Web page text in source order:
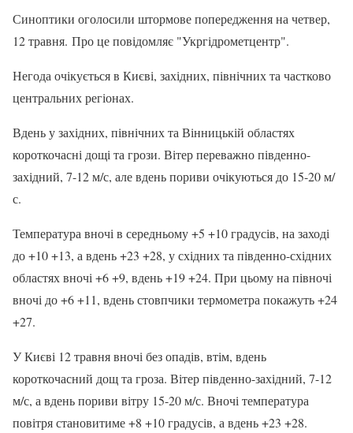
Синоптики оголосили штормове попередження на четвер,
12 травня. Про це повідомляє "Укргідрометцентр".
Негода очікується в Києві, західних, північних та частково
центральних регіонах.
Вдень у західних, північних та Вінницькій областях
короткочасні дощі та грози. Вітер переважно південно-
західний, 7-12 м/с, але вдень пориви очікуються до 15-20 м/
с.
Температура вночі в середньому +5 +10 градусів, на заході
до +10 +13, а вдень +23 +28, у східних та південно-східних
областях вночі +6 +9, вдень +19 +24. При цьому на півночі
вночі до +6 +11, вдень стовпчики термометра покажуть +24
+27.
У Києві 12 травня вночі без опадів, втім, вдень
короткочасний дощ та гроза. Вітер південно-західний, 7-12
м/с, а вдень пориви вітру 15-20 м/с. Вночі температура
повітря становитиме +8 +10 градусів, а вдень +23 +28.